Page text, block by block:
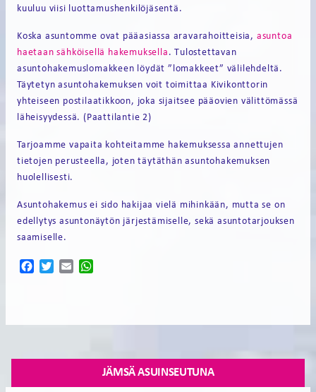
EN
kuuluu viisi luottamushenkilöjäsentä.
Koska asuntomme ovat pääasiassa aravarahoitteisia, asuntoa
haetaan sähköisellä hakemuksella . Tulostettavan
asuntohakemuslomakkeen löydät ”lomakkeet” välilehdeltä.
Täytetyn asuntohakemuksen voit toimittaa Kivikonttorin
yhteiseen postilaatikkoon, joka sijaitsee pääovien välittömässä
läheisyydessä. (Paattilantie 2)
Tarjoamme vapaita kohteitamme hakemuksessa annettujen
tietojen perusteella, joten täytäthän asuntohakemuksen
huolellisesti.
Asuntohakemus ei sido hakijaa vielä mihinkään, mutta se on
edellytys asuntonäytön järjestämiselle, sekä asuntotarjouksen
saamiselle.
FacebookTwitterEmail
JÄMSÄ ASUINSEUTUNA